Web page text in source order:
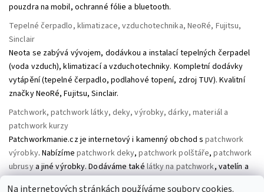
pouzdra na mobil, ochranné fólie a bluetooth.
Tepelné čerpadlo, klimatizace, vzduchotechnika, NeoRé, Fujitsu,
Sinclair
Neota se zabývá vývojem, dodávkou a instalací tepelných čerpadel
(voda vzduch), klimatizací a vzduchotechniky. Kompletní dodávky
vytápění (tepelné čerpadlo, podlahové topení, zdroj TUV). Kvalitní
značky NeoRé, Fujitsu, Sinclair.
Patchwork, patchwork látky, deky, výrobky, dárky, materiál a
patchwork kurzy
Patchworkmanie.cz je internetový i kamenný obchod spatchwork
výrobky. Nabízíme patchwork deky,patchwork polštáře,patchwork
ubrusya jiné výrobky. Dodáváme také látky na patchwork, vatelín a
Na internetových stránkách používáme soubory cookies.